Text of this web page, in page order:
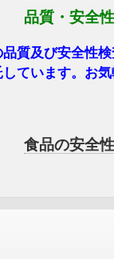
・賞味
全性検査を
しています。お
食品の安全